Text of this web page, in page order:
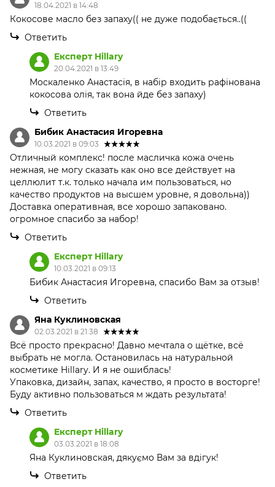
18.04.2021 в 14:48
Кокосове масло без запаху(( не дуже подобається..((
Ответить
Експерт Hillary
20.04.2021 в 13:49
Москаленко Анастасія, в набір входить рафінована
кокосова олія, так вона йде без запаху)
Ответить
Бибик Анастасия Игоревна
10.03.2021 в 09:03
Отличный комплекс! после масличка кожа очень
нежная, не могу сказать как оно все действует на
целлюлит т.к. только начала им пользоваться, но
качество продуктов на высшем уровне, я довольна))
Доставка оперативная, все хорошо запаковано.
огромное спасибо за набор!
Ответить
Експерт Hillary
10.03.2021 в 09:13
Бибик Анастасия Игоревна, спасибо Вам за отзыв!
Ответить
Яна Куклиновская
02.03.2021 в 21:38
Всё просто прекрасно! Давно мечтала о щётке, всё
выбрать не могла. Остановилась на натуральной
косметике Hillary. И я не ошиблась!
Упаковка, дизайн, запах, качество, я просто в восторге!
Буду активно пользоваться м ждать результата!
Ответить
Експерт Hillary
03.03.2021 в 18:08
Яна Куклиновская, дякуємо Вам за вдігук!
Ответить